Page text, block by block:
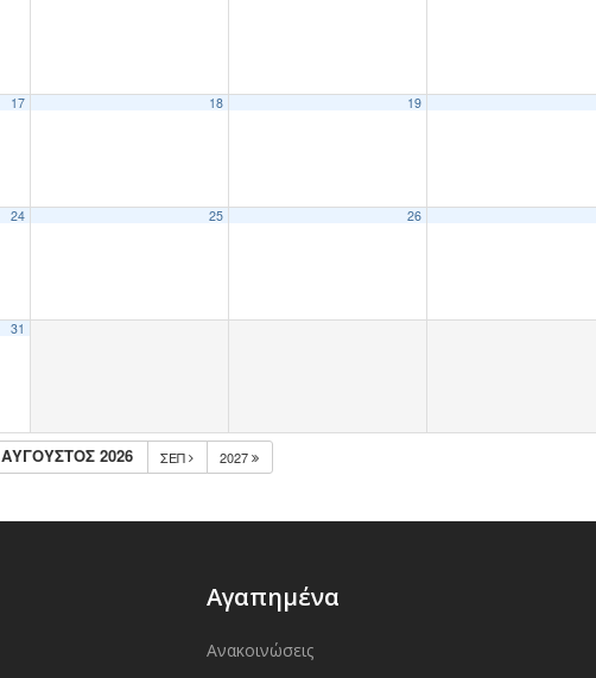
17 18 19
24 25 26
31
ΑΥΓΟΥΣΤΟΣ 2026 ΣΕΠ 2027
Αγαπημένα
Ανακοινώσεις